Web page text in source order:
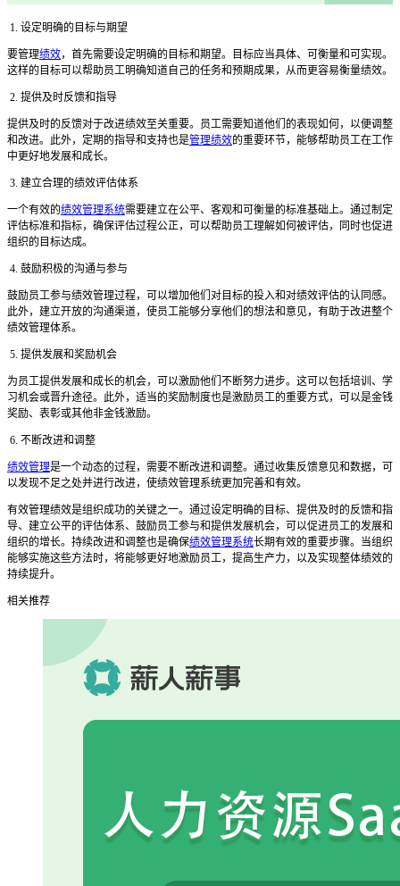
1. 设定明确的目标与期望
要管理绩效，首先需要设定明确的目标和期望。目标应当具体、可衡量和可实现。
这样的目标可以帮助员工明确知道自己的任务和预期成果，从而更容易衡量绩效。
2. 提供及时反馈和指导
提供及时的反馈对于改进绩效至关重要。员工需要知道他们的表现如何，以便调整
和改进。此外，定期的指导和支持也是管理绩效的重要环节，能够帮助员工在工作
中更好地发展和成长。
3. 建立合理的绩效评估体系
一个有效的绩效管理系统需要建立在公平、客观和可衡量的标准基础上。通过制定
评估标准和指标，确保评估过程公正，可以帮助员工理解如何被评估，同时也促进
组织的目标达成。
4. 鼓励积极的沟通与参与
鼓励员工参与绩效管理过程，可以增加他们对目标的投入和对绩效评估的认同感。
此外，建立开放的沟通渠道，使员工能够分享他们的想法和意见，有助于改进整个
绩效管理体系。
5. 提供发展和奖励机会
为员工提供发展和成长的机会，可以激励他们不断努力进步。这可以包括培训、学
习机会或晋升途径。此外，适当的奖励制度也是激励员工的重要方式，可以是金钱
奖励、表彰或其他非金钱激励。
6. 不断改进和调整
绩效管理是一个动态的过程，需要不断改进和调整。通过收集反馈意见和数据，可
以发现不足之处并进行改进，使绩效管理系统更加完善和有效。
有效管理绩效是组织成功的关键之一。通过设定明确的目标、提供及时的反馈和指
导、建立公平的评估体系、鼓励员工参与和提供发展机会，可以促进员工的发展和
组织的增长。持续改进和调整也是确保绩效管理系统长期有效的重要步骤。当组织
能够实施这些方法时，将能够更好地激励员工，提高生产力，以及实现整体绩效的
持续提升。
相关推荐